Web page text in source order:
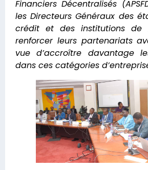
Financiers Décentralisés
les Directeurs Généraux des
crédit et des institutions de
renforcer leurs partenariats
vue d’accroître davantage
dans ces catégories